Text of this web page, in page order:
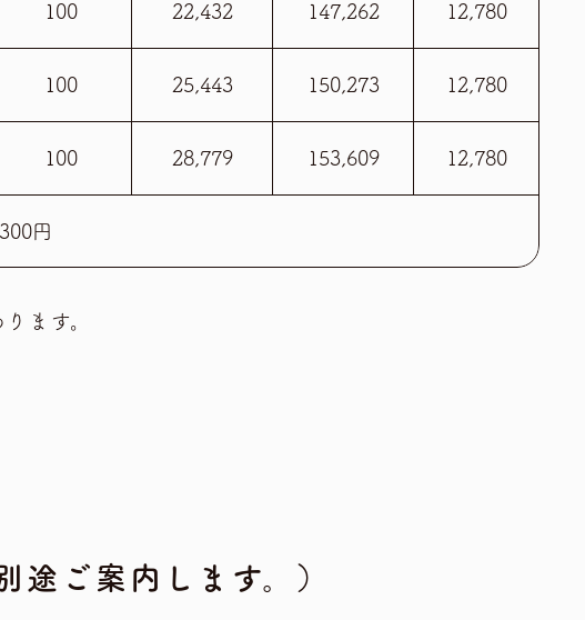
100 22,432 147,262 12,780
100 25,443 150,273 12,780
100 28,779 153,609 12,780
円
ます。
途ご案内します。）